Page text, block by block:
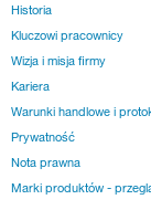
Historia
Kluczowi pracownicy
Wizja i misja firmy
Kariera
Warunki handlowe i
Prywatność
Nota prawna
Marki produktów -